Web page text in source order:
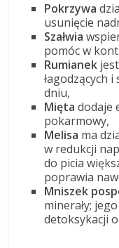
Pokrzywa
usunięcie
Szałwia
pomóc w
Rumianek
łagodzących
dniu,
Mięta dodaje
pokarmowy,
Melisa ma
w redukcji
do picia
poprawia
Mniszek
minerały;
detoksykacji